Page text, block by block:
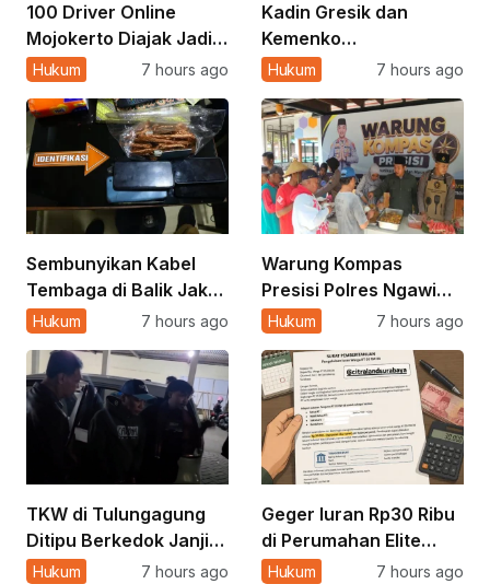
100 Driver Online
Mojokerto Diajak Jadi
Mata dan Telinga Polisi
Hukum 7 hours ago
Kadin Gresik dan
Kemenko
Pemberdayaan
Lulusan SMK
Pesantren Siap Industri
Hukum 7 hours ago
Sembunyikan Kabel
Tembaga di Balik Jaket
APD, Aksi 2 Pekerja di
Hukum 7 hours ago
Warung Kompas
Presisi Polres Ngawi
Jadi Ruang Warga
dan Aspirasi
Hukum 7 hours ago
TKW di Tulungagung
Ditipu Berkedok Janji
Nikah, Rugi Rp622 Juta
Hukum 7 hours ago
Geger Iuran Rp30 Ribu
di Perumahan Elite
Surabaya, Bos Panther
Hukum 7 hours ago